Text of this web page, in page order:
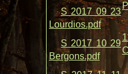
S 2017 09 23
Lourdios.pdf
S 2017 10 29
Bergons.pdf